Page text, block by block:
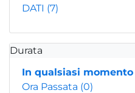
DATI (7)
Durata
In qualsiasi momento
Ora Passata (0)